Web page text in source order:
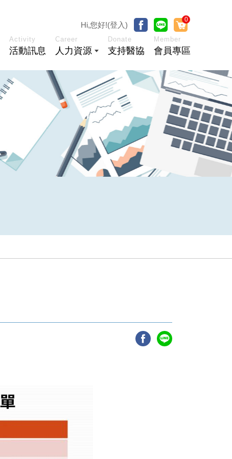
Activity
活動訊息
Career
人力資源
Donate
支持醫協
Member
會員專區
Hi,您好!(登入)
0